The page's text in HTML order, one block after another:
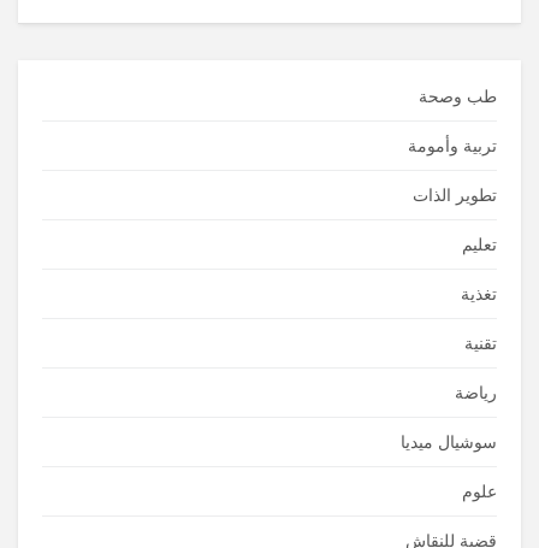
طب وصحة
تربية وأمومة
تطوير الذات
تعليم
تغذية
تقنية
رياضة
سوشيال ميديا
علوم
قضية للنقاش